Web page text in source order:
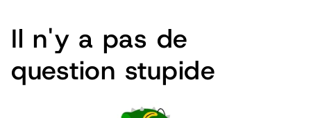
Il n'y a pas de
question stupide